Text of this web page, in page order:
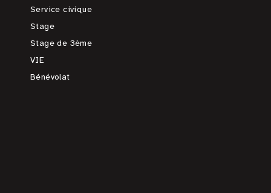
Service civique
Stage
Stage de 3ème
VIE
Bénévolat